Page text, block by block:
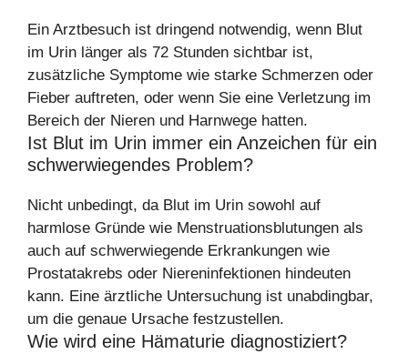
Ein Arztbesuch ist dringend notwendig, wenn Blut
im Urin länger als 72 Stunden sichtbar ist,
zusätzliche Symptome wie starke Schmerzen oder
Fieber auftreten, oder wenn Sie eine Verletzung im
Bereich der Nieren und Harnwege hatten.
Ist Blut im Urin immer ein Anzeichen für ein
schwerwiegendes Problem?
Nicht unbedingt, da Blut im Urin sowohl auf
harmlose Gründe wie Menstruationsblutungen als
auch auf schwerwiegende Erkrankungen wie
Prostatakrebs oder Niereninfektionen hindeuten
kann. Eine ärztliche Untersuchung ist unabdingbar,
um die genaue Ursache festzustellen.
Wie wird eine Hämaturie diagnostiziert?